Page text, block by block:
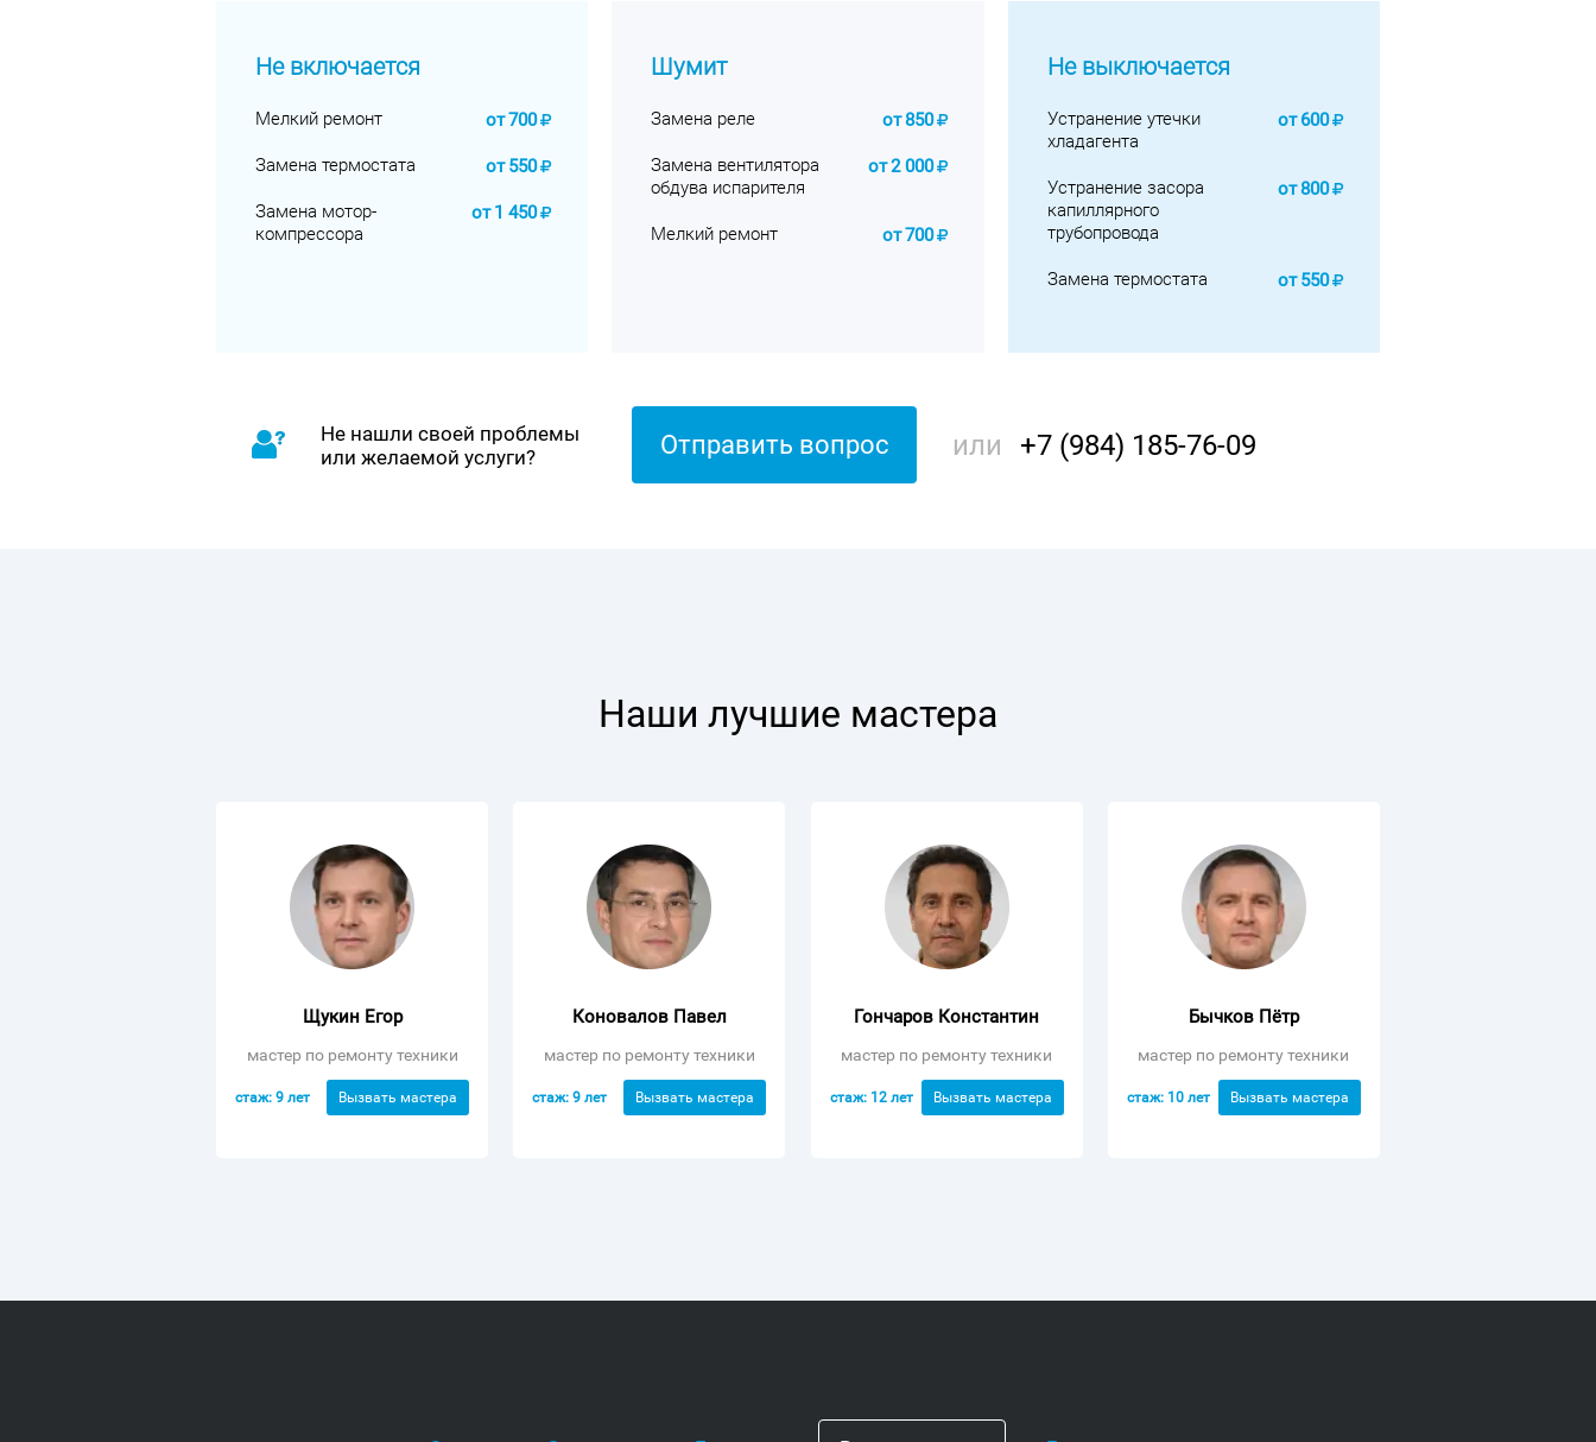
Не включается
Мелкий ремонт от700
Замена термостата от 550
Замена мотор-
компрессора
от 1 450
Шумит
Замена реле от850
Замена вентилятора
обдува испарителя
от2 000
Мелкий ремонт от700
Не выключается
Устранение утечки
хладагента
от 600
Устранение засора
капиллярного
трубопровода
от800
Замена термостата от 550
Не нашли своей проблемы
или желаемой услуги?
Отправить вопрос или +7 (984) 185-76-09
Наши лучшие мастера
Щукин Егор
мастер по ремонту техники
стаж: 9 лет Вызвать мастера
Коновалов Павел
мастер по ремонту техники
стаж: 9 лет Вызвать мастера
Гончаров Константин
мастер по ремонту техники
стаж: 12 лет Вызвать мастера
Бычков Пётр
мастер по ремонту техники
стаж: 10 лет Вызвать мастера